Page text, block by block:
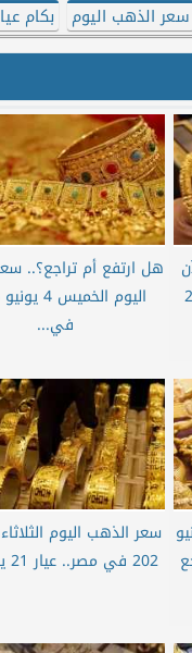
سعر الذهب اليوم بكام عيار 21
21 الآن
هل ارتفع أم تراجع؟..
في...
2 يونيو
202 في مصر.. عيار 21 يسجل...